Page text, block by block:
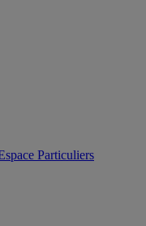
Particuliers